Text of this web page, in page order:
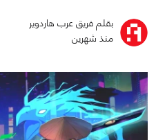
بقلم فريق عرب هاردوير
منذ شهرين